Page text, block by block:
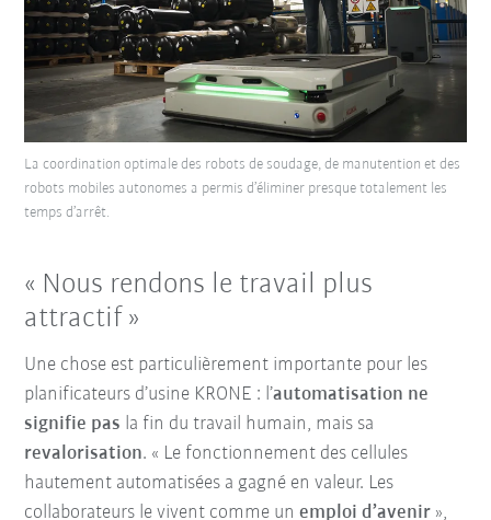
La coordination optimale des robots de soudage, de manutention et des
robots mobiles autonomes a permis d’éliminer presque totalement les
temps d’arrêt.
« Nous rendons le travail plus
attractif »
Une chose est particulièrement importante pour les
planificateurs d’usine KRONE : l’automatisation ne
signifie pas la fin du travail humain, mais sa
revalorisation. « Le fonctionnement des cellules
hautement automatisées a gagné en valeur. Les
collaborateurs le vivent comme unemploi d’avenir »,